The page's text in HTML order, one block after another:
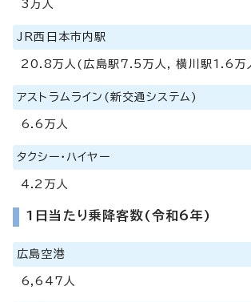
3万人
JR西日本市内駅
20.8万人(広島駅7.5万人, 横川駅1.6万
アストラムライン(新交通システム)
6.6万人
タクシー・ハイヤー
4.2万人
1日当たり乗降客数(令和6年)
広島空港
6,647人